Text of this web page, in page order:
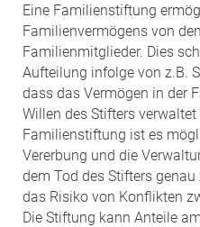
Eine Familienstiftung
Familienvermögens von
Familienmitglieder. Dies
Aufteilung infolge von z.B.
dass das Vermögen in der
Willen des Stifters
Familienstiftung ist es
Vererbung und die
dem Tod des Stifters
das Risiko von Konflikten
Die Stiftung kann Anteile